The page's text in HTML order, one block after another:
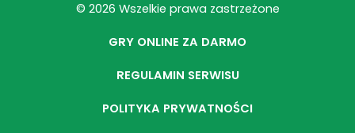
© 2026 Wszelkie prawa zastrzeżone
GRY ONLINE ZA DARMO
REGULAMIN SERWISU
POLITYKA PRYWATNOŚCI